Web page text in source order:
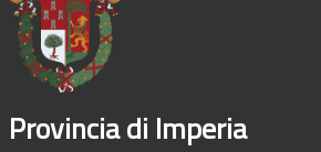
Provincia di Imperia